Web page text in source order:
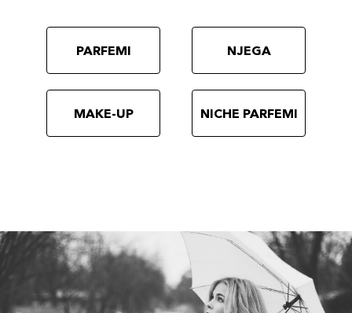
PARFEMI NJEGA
MAKE-UP NICHE PARFEMI